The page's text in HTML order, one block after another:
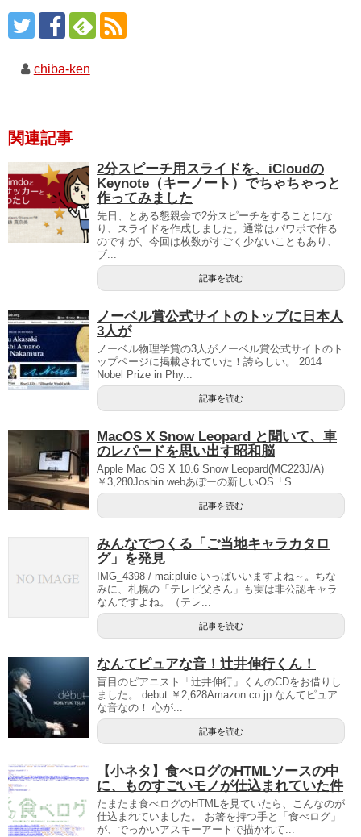
chiba-ken
関連記事
2分スピーチ用スライドを、iCloudの
Keynote（キーノート）でちゃちゃっと
作ってみました
先日、とある懇親会で2分スピーチをすることにな
り、スライドを作成しました。通常はパワポで作る
のですが、今回は枚数がすごく少ないこともあり、
ブ...
記事を読む
ノーベル賞公式サイトのトップに日本人
3人が
ノーベル物理学賞の3人がノーベル賞公式サイトのト
ップページに掲載されていた！誇らしい。 2014
Nobel Prize in Phy...
記事を読む
MacOS X Snow Leopard と聞いて、車
のレパードを思い出す昭和脳
Apple Mac OS X 10.6 Snow Leopard(MC223J/A)
￥3,280Joshin webあぽーの新しいOS「S...
記事を読む
みんなでつくる「ご当地キャラカタロ
グ」を発見
IMG_4398 / mai:pluie いっぱいいますよね～。ちな
みに、札幌の「テレビ父さん」も実は非公認キャラ
なんですよね。（テレ...
記事を読む
なんてピュアな音！辻井伸行くん！
盲目のピアニスト「辻井伸行」くんのCDをお借りし
ました。 debut ￥2,628Amazon.co.jp なんてピュア
な音なの！ 心が...
記事を読む
【小ネタ】食べログのHTMLソースの中
に、ものすごいモノが仕込まれていた件
たまたま食べログのHTMLを見ていたら、こんなのが
仕込まれていました。 お箸を持つ手と「食べログ」
が、でっかいアスキーアートで描かれて...